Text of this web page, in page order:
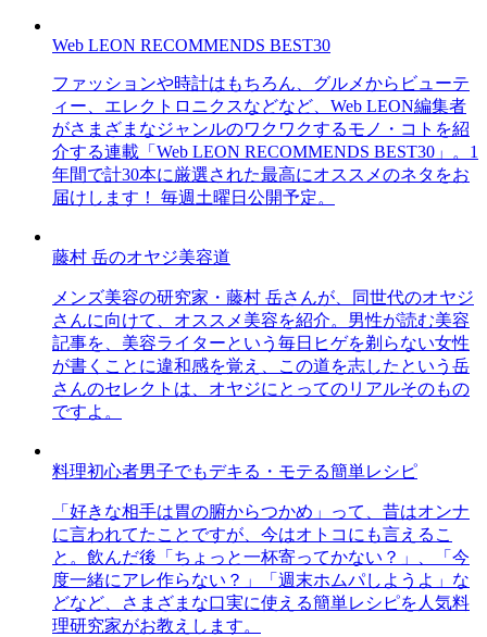
Web LEON RECOMMENDS BEST30
ファッションや時計はもちろん、グルメからビューテ
ィー、エレクトロニクスなどなど、Web LEON編集者
がさまざまなジャンルのワクワクするモノ・コトを紹
介する連載「Web LEON RECOMMENDS BEST30」。1
年間で計30本に厳選された最高にオススメのネタをお
届けします！ 毎週土曜日公開予定。
藤村 岳のオヤジ美容道
メンズ美容の研究家・藤村 岳さんが、同世代のオヤジ
さんに向けて、オススメ美容を紹介。男性が読む美容
記事を、美容ライターという毎日ヒゲを剃らない女性
が書くことに違和感を覚え、この道を志したという岳
さんのセレクトは、オヤジにとってのリアルそのもの
ですよ。
料理初心者男子でもデキる・モテる簡単レシピ
「好きな相手は胃の腑からつかめ」って、昔はオンナ
に言われてたことですが、今はオトコにも言えるこ
と。飲んだ後「ちょっと一杯寄ってかない？」、「今
度一緒にアレ作らない？」「週末ホムパしようよ」な
どなど、さまざまな口実に使える簡単レシピを人気料
理研究家がお教えします。